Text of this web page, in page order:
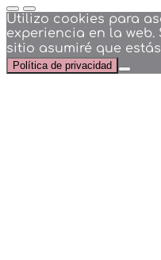
Utilizo cookies para
experiencia en la
sitio asumiré que
Política de privacidad